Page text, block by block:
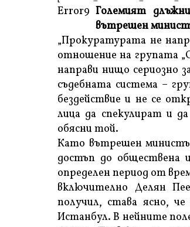
Error9 Големият
вътрешен
„Прокуратурата не
отношение на групата
направи нищо сериозно
съдебната система –
бездействие и не се
лица да спекулират и
обясни той.
Като вътрешен
достъп до обществена
определен период от
включително Делян
получил, става ясно,
Истанбул. В нейните